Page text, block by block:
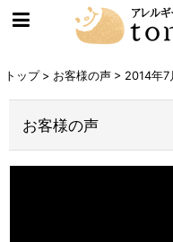
トップ > お客様の声 > 2014年7
お客様の声